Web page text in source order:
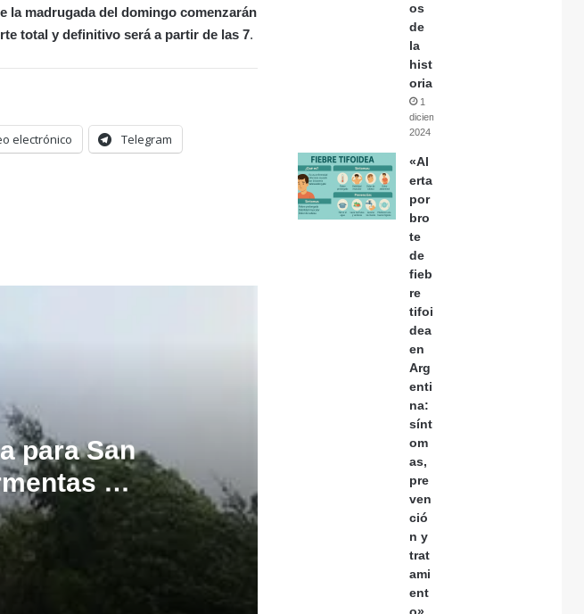
la madrugada del domingo comenzarán
total y definitivo será a partir de las 7.
electrónico Telegram
para San
y
os
de
la
hist
oria
1
diciembre,
2024
«Al
erta
por
bro
te
de
fieb
re
tifoi
dea
en
Arg
enti
na:
sínt
om
as,
pre
ven
ció
n y
trat
ami
ent